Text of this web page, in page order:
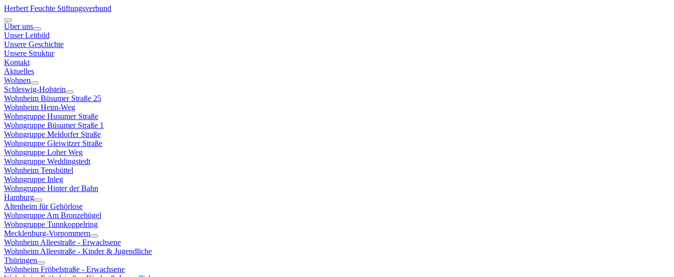
Herbert Feuchte Stiftungsverbund
Über uns
Unser Leitbild
Unsere Geschichte
Unsere Struktur
Kontakt
Aktuelles
Wohnen
Schleswig-Holstein
Wohnheim Büsumer Straße 25
Wohnheim Heim-Weg
Wohngruppe Husumer Straße
Wohngruppe Büsumer Straße 1
Wohngruppe Meldorfer Straße
Wohngruppe Gleiwitzer Straße
Wohngruppe Loher Weg
Wohngruppe Weddingstedt
Wohnheim Tensbüttel
Wohngruppe Inleg
Wohngruppe Hinter der Bahn
Hamburg
Altenheim für Gehörlose
Wohngruppe Am Bronzehügel
Wohngruppe Tunnkoppelring
Mecklenburg-Vorpommern
Wohnheim Alleestraße - Erwachsene
Wohnheim Alleestraße - Kinder & Jugendliche
Thüringen
Wohnheim Fröbelstraße - Erwachsene